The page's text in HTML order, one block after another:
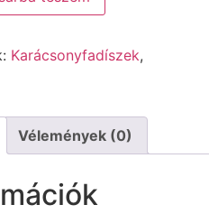
Karácsonyfadíszek,
Vélemények (0)